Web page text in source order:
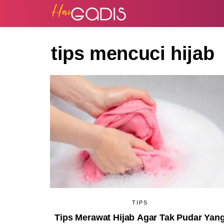
tips mencuci hijab
TIPS
Tips Merawat Hijab Agar Tak Pudar